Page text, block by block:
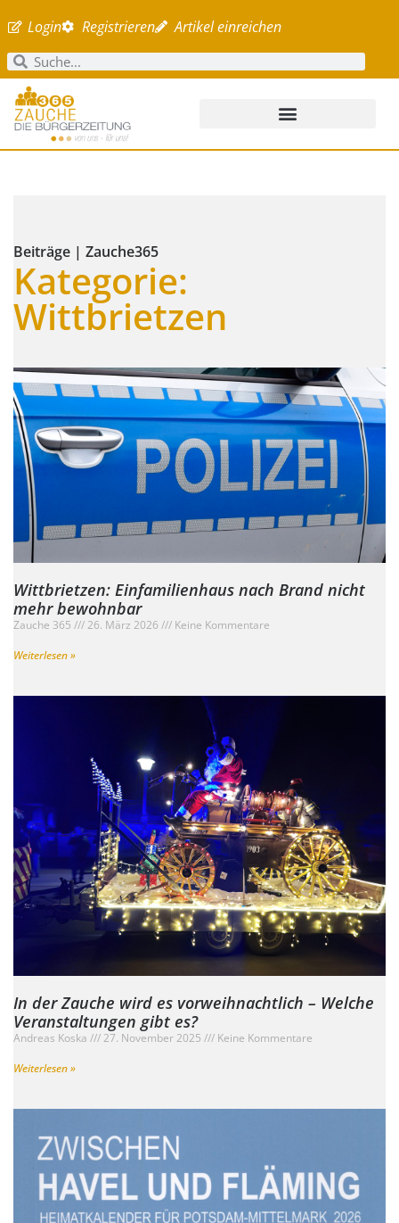
Login Registrieren Artikel einreichen
Beiträge | Zauche365
Kategorie:
Wittbrietzen
Wittbrietzen: Einfamilienhaus nach Brand nicht
mehr bewohnbar
Zauche 365 26. März 2026
Keine Kommentare
Weiterlesen »
In der Zauche wird es vorweihnachtlich – Welche
Veranstaltungen gibt es?
Andreas Koska 27. November 2025
Keine Kommentare
Weiterlesen »